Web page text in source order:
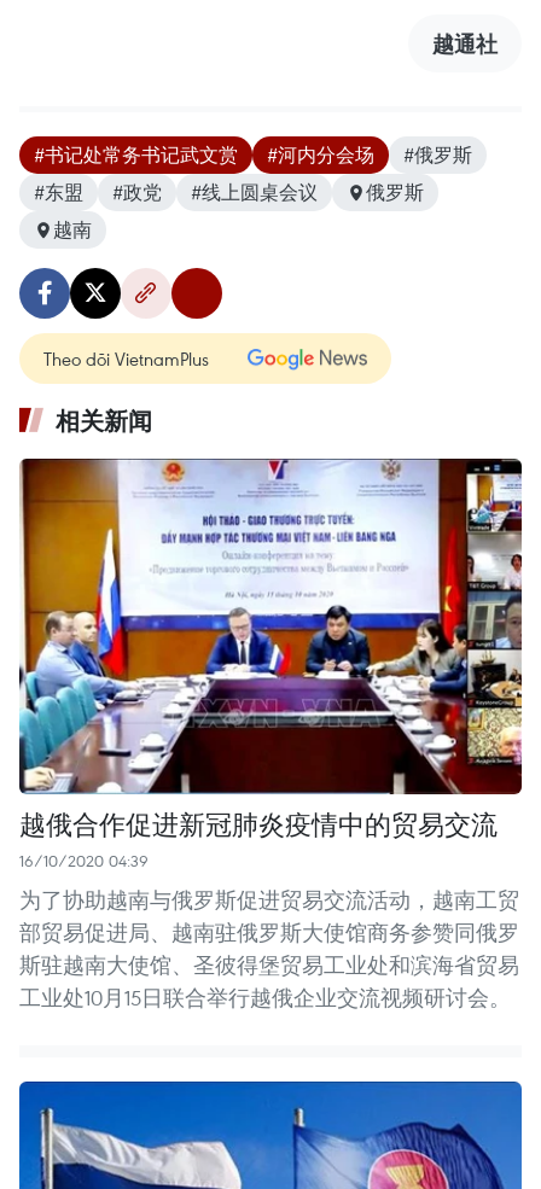
越通社
#书记处常务书记武文赏 #河内分会场
#俄罗斯
#东盟
#政党 #线上圆桌会议
俄罗斯
越南
Theo dõi VietnamPlus
相关新闻
越俄合作促进新冠肺炎疫情中的贸易交流
16/10/2020 04:39
为了协助越南与俄罗斯促进贸易交流活动，越南工贸
部贸易促进局、越南驻俄罗斯大使馆商务参赞同俄罗
斯驻越南大使馆、圣彼得堡贸易工业处和滨海省贸易
工业处10月15日联合举行越俄企业交流视频研讨会。